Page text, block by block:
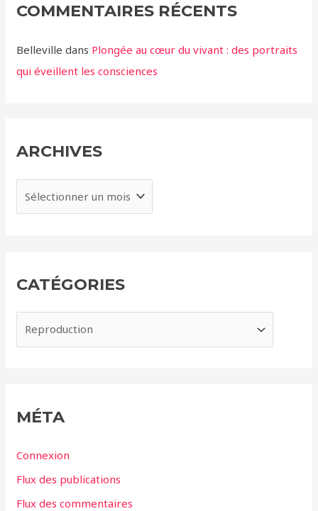
COMMENTAIRES RÉCENTS
Belleville dans Plongée au cœur du vivant : des portraits
qui éveillent les consciences
ARCHIVES
r
e
CATÉGORIES
a
r
MÉTA
Connexion
Flux des publications
Flux des commentaires